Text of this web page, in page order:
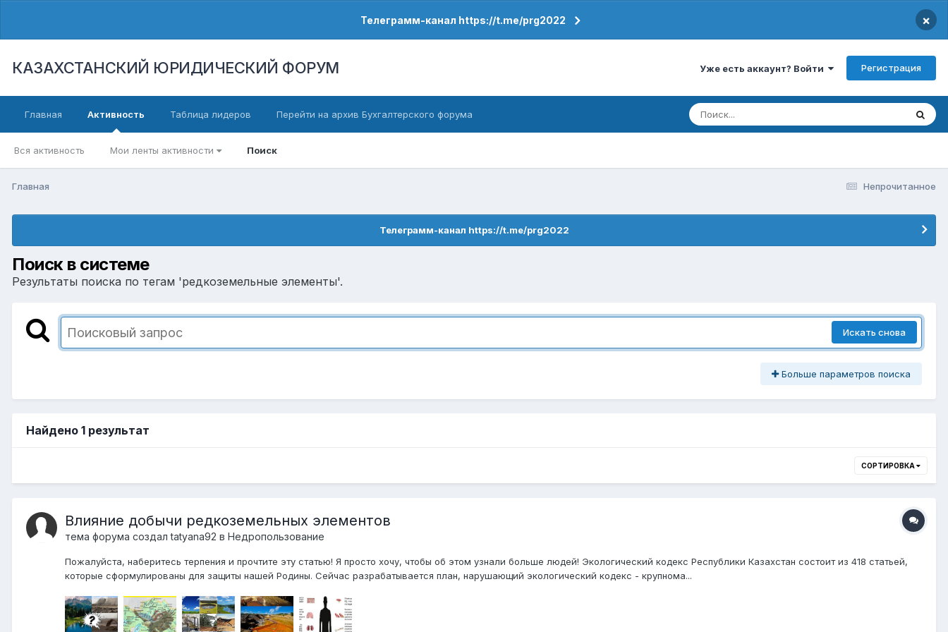
Телеграмм-канал https://t.me/prg2022 ×
КАЗАХСТАНСКИЙ ЮРИДИЧЕСКИЙ ФОРУМ Уже есть аккаунт? Войти Регистрация
Главная Активность
Вся активность Мои ленты активности Поиск
Таблица лидеров Перейти на архив Бухгалтерского форума
Непрочитанное
Главная
Телеграмм-канал https://t.me/prg2022
Поиск в системе
Результаты поиска по тегам 'редкоземельные элементы'.
Искать снова
Больше параметров поиска
Найдено 1 результат
СОРТИРОВКА
Влияние добычи редкоземельных элементов
тема форума создалtatyana92 в Недропользование
Пожалуйста, наберитесь терпения и прочтите эту статью! Я просто хочу, чтобы об этом узнали больше людей! Экологический кодекс Республики Казахстан состоит из 418 статьей,
которые сформулированы для защиты нашей Родины. Сейчас разрабатывается план, нарушающий экологический кодекс - крупнома...